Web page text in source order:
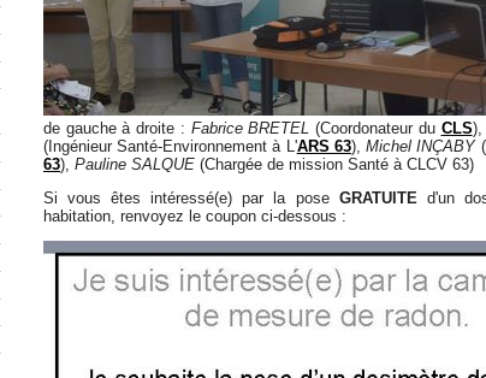
de gauche à droite : Fabrice BRETEL (Coordonateur du CLS
(Ingénieur Santé-Environnement à L'ARS 63),Michel INÇABY
63), Pauline SALQUE (Chargée de mission Santé à CLCV 63)
Si vous êtes intéressé(e) par la pose GRATUITEd'un
habitation, renvoyez le coupon ci-dessous :